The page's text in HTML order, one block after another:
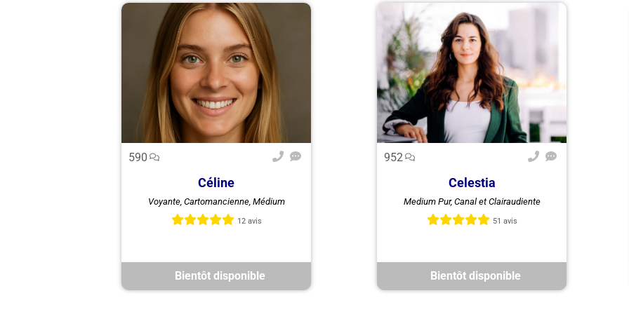
590
Céline
Voyante, Cartomancienne, Médium
12 avis
Céline, voyance & médiumnité.
Bientôt disponible
952
Celestia
Medium Pur, Canal et Clairaudiente
51 avis
Célestia, médium pur,
clairaudiente et clairvoyante avec
25 ans d’expérience, vous guide
Bientôt disponible